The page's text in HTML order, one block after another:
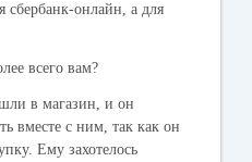
сбербанк-онлайн, а для
всего вам?
в магазин, и он
вместе с ним, так как он
Ему захотелось